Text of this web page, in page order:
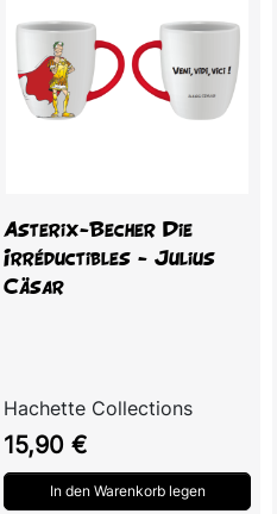
Asterix-Becher Die
Irréductibles - Julius
Cäsar
Hachette Collections
Preis
15,90 €
In den Warenkorb legen